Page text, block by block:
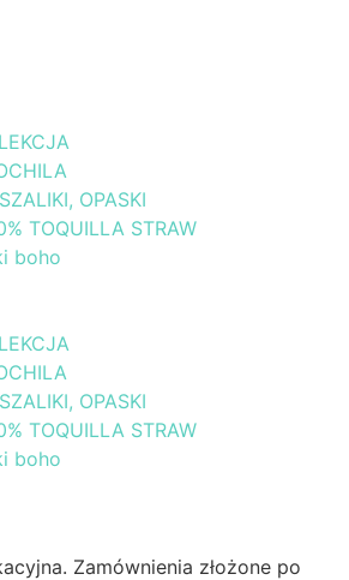
OPASKI
TOQUILLA STRAW
boho
OPASKI
TOQUILLA STRAW
boho
Zamównienia złożone po